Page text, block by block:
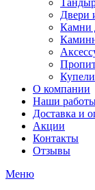
Двери
Камни
Купели
О компании
Наши
Доставка и
Акции
Контакты
Отзывы
Меню